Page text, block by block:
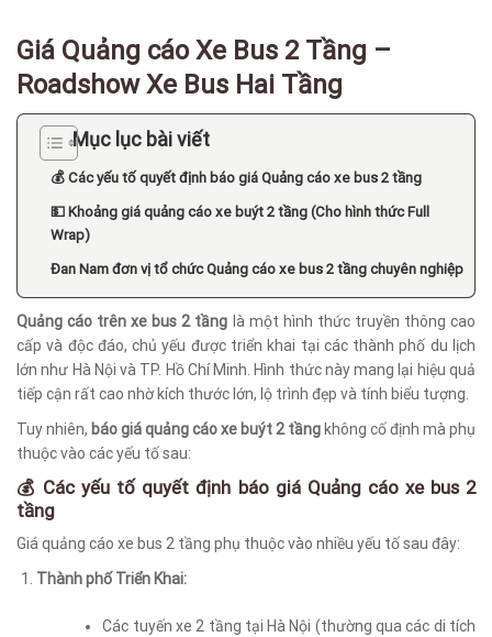
Giá Quảng cáo Xe Bus 2 Tầng –
Roadshow Xe Bus Hai Tầng
Mục lục bài viết
💰 Các yếu tố quyết định báo giá Quảng cáo xe bus 2 tầng
💵 Khoảng giá quảng cáo xe buýt 2 tầng (Cho hình thức Full
Wrap)
Đan Nam đơn vị tổ chức Quảng cáo xe bus 2 tầng chuyên nghiệp
Quảng cáo trên xe bus 2 tầng là một hình thức truyền thông cao
cấp và độc đáo, chủ yếu được triển khai tại các thành phố du lịch
lớn như Hà Nội và TP. Hồ Chí Minh. Hình thức này mang lại hiệu quả
tiếp cận rất cao nhờ kích thước lớn, lộ trình đẹp và tính biểu tượng.
Tuy nhiên, báo giá quảng cáo xe buýt 2 tầng không cố định mà phụ
thuộc vào các yếu tố sau:
💰 Các yếu tố quyết định báo giá Quảng cáo xe bus 2
tầng
Giá quảng cáo xe bus 2 tầng phụ thuộc vào nhiều yếu tố sau đây:
Thành phố Triển Khai:
Các tuyến xe 2 tầng tại Hà Nội (thường qua các di tích